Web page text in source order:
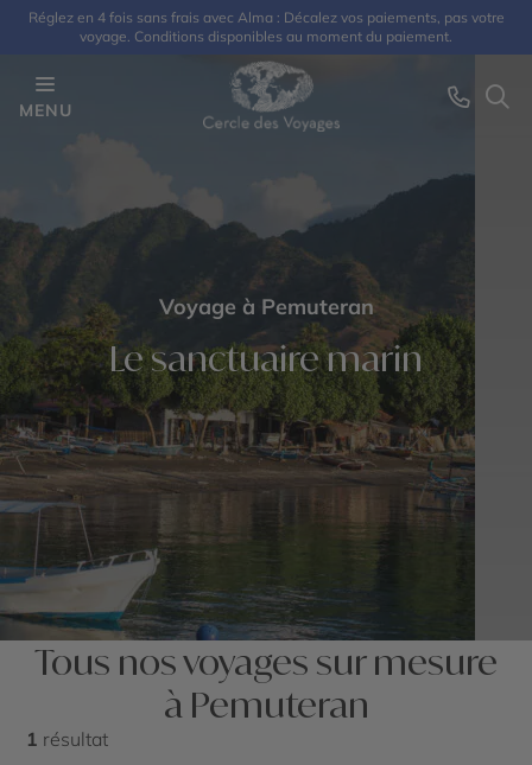
Réglez en 4 fois sans frais avec Alma : Décalez vos paiements, pas votre
voyage. Conditions disponibles au moment du paiement.
MENU
Voyage à Pemuteran
Le sanctuaire marin
Tous nos voyages sur mesure
à Pemuteran
1 résultat